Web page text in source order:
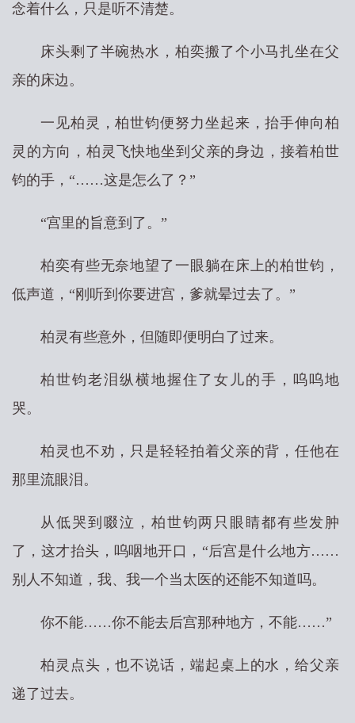
念着什么，只是听不清楚。
床头剩了半碗热水，柏奕搬了个小马扎坐在父
亲的床边。
一见柏灵，柏世钧便努力坐起来，抬手伸向柏
灵的方向，柏灵飞快地坐到父亲的身边，接着柏世
钧的手，“……这是怎么了？”
“宫里的旨意到了。”
柏奕有些无奈地望了一眼躺在床上的柏世钧，
低声道，“刚听到你要进宫，爹就晕过去了。”
柏灵有些意外，但随即便明白了过来。
柏世钧老泪纵横地握住了女儿的手，呜呜地
哭。
柏灵也不劝，只是轻轻拍着父亲的背，任他在
那里流眼泪。
从低哭到啜泣，柏世钧两只眼睛都有些发肿
了，这才抬头，呜咽地开口，“后宫是什么地方……
别人不知道，我、我一个当太医的还能不知道吗。
你不能……你不能去后宫那种地方，不能……”
柏灵点头，也不说话，端起桌上的水，给父亲
递了过去。